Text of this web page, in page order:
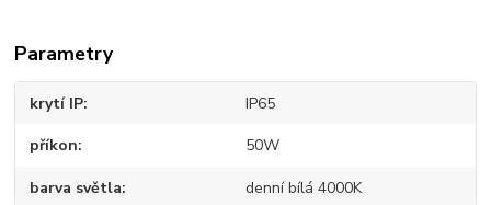
Parametry
krytí IP IP65
příkon 50W
barva světla denní bílá 4000K